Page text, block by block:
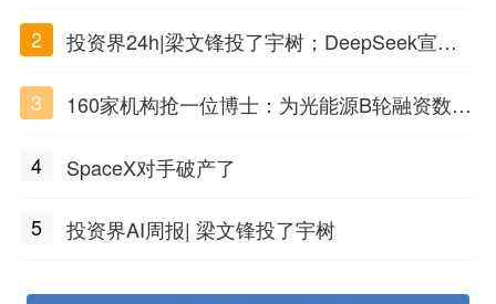
2
投资界24h|梁文锋投了宇树；DeepSeek宣布
3
160家机构抢一位博士：为光能源B轮融资数亿
4
SpaceX对手破产了
5 投资界AI周报| 梁文锋投了宇树